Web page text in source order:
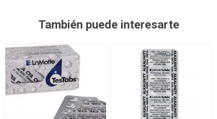
También puede interesarte